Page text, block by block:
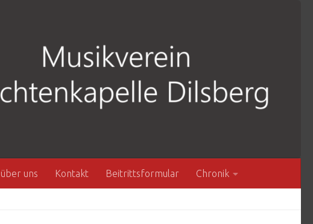
uns Kontakt Beitrittsformular Chronik